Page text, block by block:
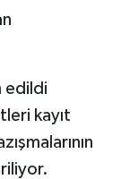
edildi
kayıt